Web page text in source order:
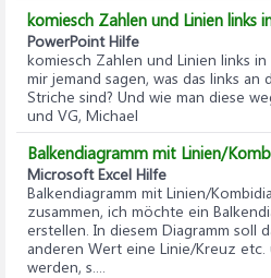
komiesch Zahlen und Linien links
PowerPoint Hilfe
komiesch Zahlen und Linien links in
mir jemand sagen, was das links
Striche sind? Und wie man diese
und VG, Michael
Balkendiagramm mit Linien/
Microsoft Excel Hilfe
Balkendiagramm mit Linien/
zusammen, ich möchte ein
erstellen. In diesem Diagramm soll
anderen Wert eine Linie/Kreuz
werden, s....